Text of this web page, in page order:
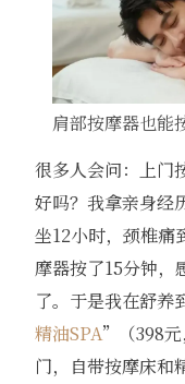
肩部按摩器也能
很多人会问：上门
好吗？我拿亲身经
坐12小时，颈椎痛
摩器按了15分钟，
了。于是我在舒
精油SPA”（398元
门，自带按摩床和